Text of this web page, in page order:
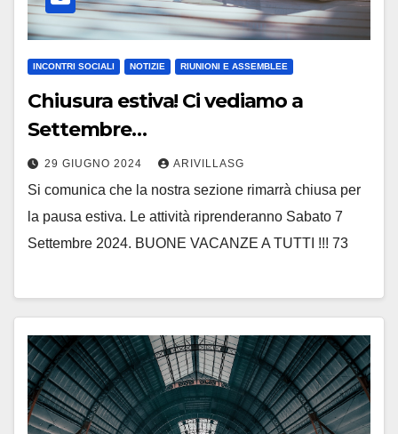
INCONTRI SOCIALI NOTIZIE RIUNIONI E ASSEMBLEE
Chiusura estiva! Ci vediamo a
Settembre…
29 GIUGNO 2024 ARIVILLASG
Si comunica che la nostra sezione rimarrà chiusa per
la pausa estiva. Le attività riprenderanno Sabato 7
Settembre 2024. BUONE VACANZE A TUTTI !!! 73